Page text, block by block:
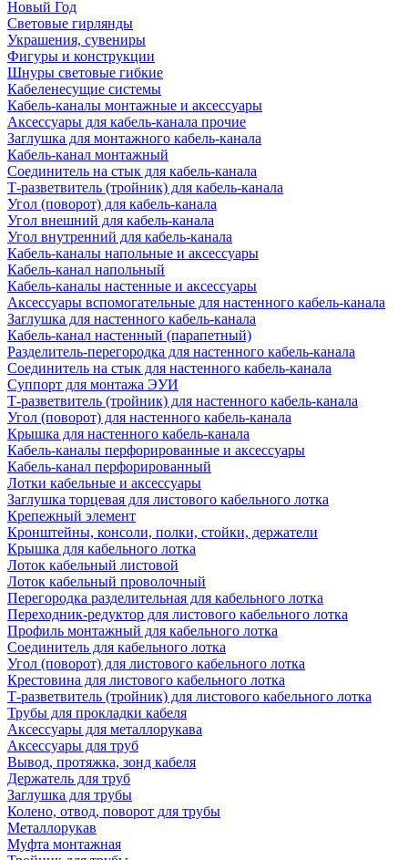
Новый Год
Световые гирлянды
Украшения, сувениры
Фигуры и конструкции
Шнуры световые гибкие
Кабеленесущие системы
Кабель-каналы монтажные и аксессуары
Аксессуары для кабель-канала прочие
Заглушка для монтажного кабель-канала
Кабель-канал монтажный
Соединитель на стык для кабель-канала
Т-разветвитель (тройник) для кабель-канала
Угол (поворот) для кабель-канала
Угол внешний для кабель-канала
Угол внутренний для кабель-канала
Кабель-каналы напольные и аксессуары
Кабель-канал напольный
Кабель-каналы настенные и аксессуары
Аксессуары вспомогательные для настенного кабель-канала
Заглушка для настенного кабель-канала
Кабель-канал настенный (парапетный)
Разделитель-перегородка для настенного кабель-канала
Соединитель на стык для настенного кабель-канала
Суппорт для монтажа ЭУИ
Т-разветвитель (тройник) для настенного кабель-канала
Угол (поворот) для настенного кабель-канала
Крышка для настенного кабель-канала
Кабель-каналы перфорированные и аксессуары
Кабель-канал перфорированный
Лотки кабельные и аксессуары
Заглушка торцевая для листового кабельного лотка
Крепежный элемент
Кронштейны, консоли, полки, стойки, держатели
Крышка для кабельного лотка
Лоток кабельный листовой
Лоток кабельный проволочный
Перегородка разделительная для кабельного лотка
Переходник-редуктор для листового кабельного лотка
Профиль монтажный для кабельного лотка
Соединитель для кабельного лотка
Угол (поворот) для листового кабельного лотка
Крестовина для листового кабельного лотка
Т-разветвитель (тройник) для листового кабельного лотка
Трубы для прокладки кабеля
Аксессуары для металлорукава
Аксессуары для труб
Вывод, протяжка, зонд кабеля
Держатель для труб
Заглушка для трубы
Колено, отвод, поворот для трубы
Металлорукав
Муфта монтажная